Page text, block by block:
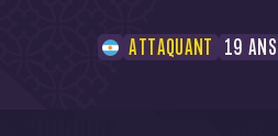
ATTAQUANT 19 ANS